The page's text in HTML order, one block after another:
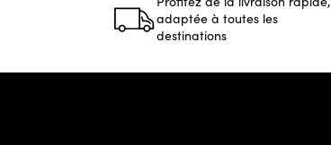
adaptée à toutes les
destinations